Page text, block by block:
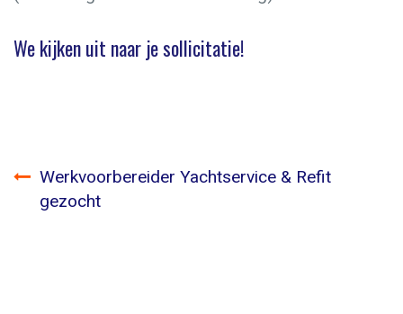
We kijken uit naar je sollicitatie!
Bericht
navigatie
Werkvoorbereider Yachtservice & Refit
gezocht